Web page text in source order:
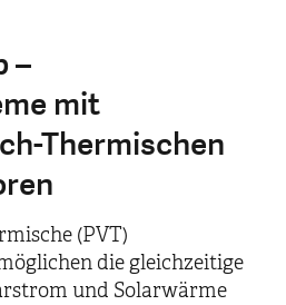
–
mit
Thermischen
(PVT)
die gleichzeitige
und Solarwärme